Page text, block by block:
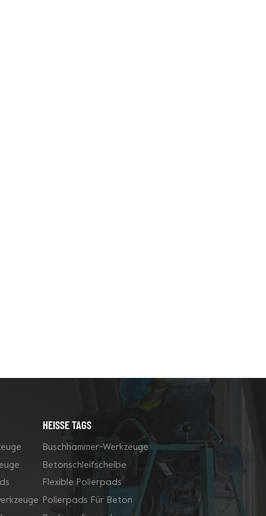
HEISSE TAGS
Buschhammer-Werkzeuge
Betonschleifscheibe
Flexible Polierpads
Polierpads Für Beton